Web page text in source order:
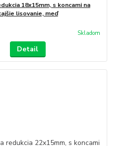
18x15mm, s koncami na
lisovanie, meď
Skladom
Detail